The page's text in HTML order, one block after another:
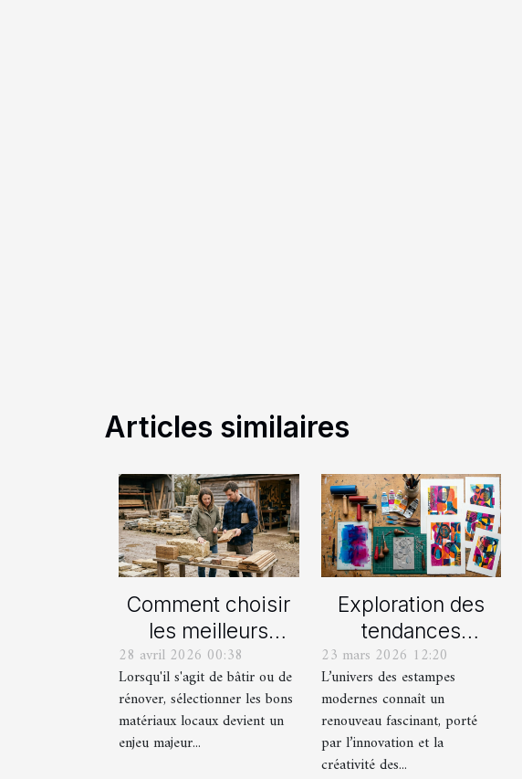
Articles similaires
Comment choisir
les meilleurs
matériaux locaux
pour votre maison
?
28 avril 2026 00:38
Lorsqu'il s'agit de bâtir ou de
rénover, sélectionner les bons
matériaux locaux devient un
enjeu majeur...
Exploration des
tendances
actuelles en
estampes
modernes
23 mars 2026 12:20
L’univers des estampes
modernes connaît un
renouveau fascinant, porté
par l’innovation et la
créativité des...